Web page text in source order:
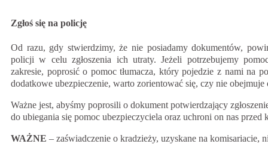
Zgłoś się na policję
Od razu, gdy stwierdzimy, że nie posiadamy dokumentów,
policji w celu zgłoszenia ich utraty. Jeżeli potrzebujemy
zakresie, poprosić o pomoc tłumacza, który pojedzie z nami na
dodatkowe ubezpieczenie, warto zorientować się, czy nie obejmuje
Ważne jest, abyśmy poprosili o dokument potwierdzający
do ubiegania się pomoc ubezpieczyciela oraz uchroni on nas
WAŻNE – zaświadczenie o kradzieży, uzyskane na komisariacie,